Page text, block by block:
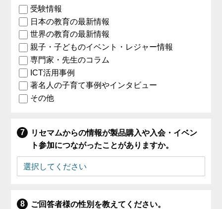
受験情報
日本の教育の最新情報
世界の教育の最新情報
親子・子どものイベント・レジャー情報
専門家・先生のコラム
ICT活用事例
著名人の子育て事例やインタビュー
その他
リセマムからの情報が製品購入や入会・イベン
ト参加につながったことがありますか。
ご回答者様の性別を教えてください。